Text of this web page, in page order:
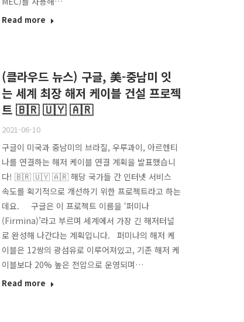
Read more
(클라우드 뉴스) 구글, 美-중남미 잇
는 세계 최장 해저 케이블 건설 프로젝
트 🇧🇷 🇺🇾 🇦🇷
2021-06-10
구글이 미국과 중남미의 브라질, 우루과이, 아르헨티
나를 연결하는 해저 케이블 연결 계획을 발표했습니
다! 🇧🇷 🇺🇾 🇦🇷 해당 국가들 간 인터넷 서비스
속도를 획기적으로 개선하기 위한 프로젝트라고 하는
데요. 구글은 이 프로젝트 이름을 ‘퍼미나
(Firmina)’라고 부르며 세계에서 가장 긴 해저터널
로 완성해 나간다는 계획입니다. 퍼미나의 해저 케
이블은 12쌍의 광섬유로 이루어져있고, 기존 해저 케
이블보다 20% 높은 전압으로 운영되며…
Read more